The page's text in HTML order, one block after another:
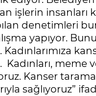
işlerin
denetimleri
yapıyor.
Kadınlarımıza
meme
Kanser tarama
sağlıyoruz”